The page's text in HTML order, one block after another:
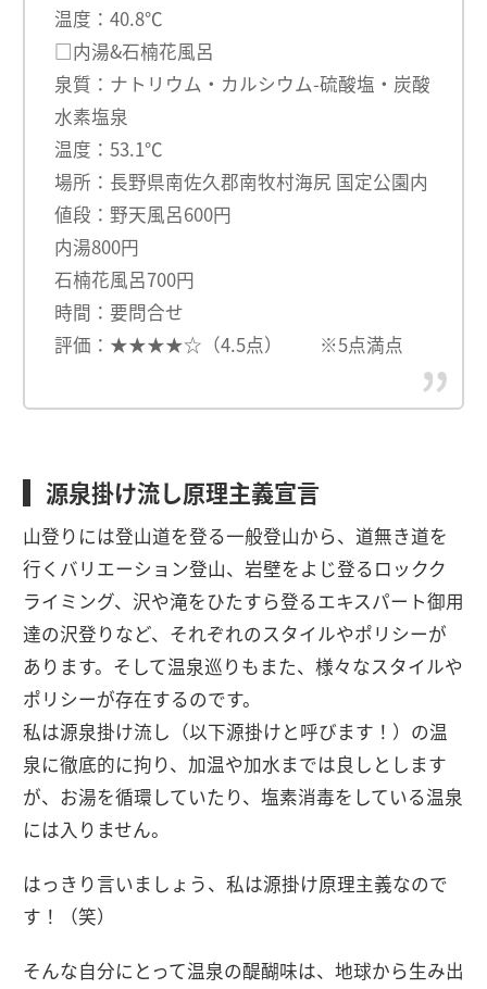
温度：40.8℃
□内湯&石楠花風呂
泉質：ナトリウム・カルシウム-硫酸塩・炭酸
水素塩泉
温度：53.1℃
場所：長野県南佐久郡南牧村海尻 国定公園内
値段：野天風呂600円
内湯800円
石楠花風呂700円
時間：要問合せ
評価：★★★★☆（4.5点） ※5点満点
源泉掛け流し原理主義宣言
山登りには登山道を登る一般登山から、道無き道を
行くバリエーション登山、岩壁をよじ登るロックク
ライミング、沢や滝をひたすら登るエキスパート御用
達の沢登りなど、それぞれのスタイルやポリシーが
あります。そして温泉巡りもまた、様々なスタイルや
ポリシーが存在するのです。
私は源泉掛け流し（以下源掛けと呼びます！）の温
泉に徹底的に拘り、加温や加水までは良しとします
が、お湯を循環していたり、塩素消毒をしている温泉
には入りません。
はっきり言いましょう、私は源掛け原理主義なので
す！（笑）
そんな自分にとって温泉の醍醐味は、地球から生み出